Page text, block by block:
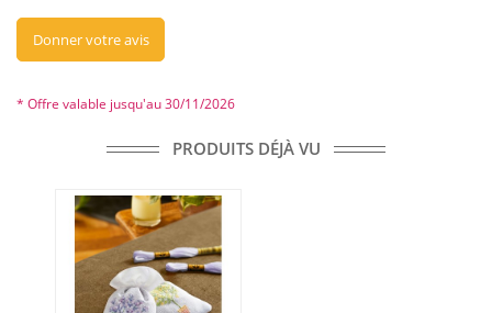
Donner votre avis
* Offre valable jusqu'au 30/11/2026
PRODUITS DÉJÀ VU